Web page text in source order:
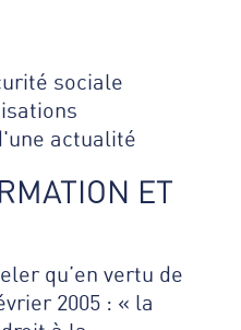
sociale
actualité
ET
qu’en vertu de
2005 : « la